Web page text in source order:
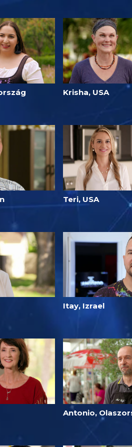
Krisha, USA
Teri, USA
Itay, Izrael
Antonio,